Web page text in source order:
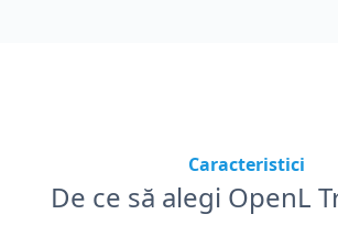
Caracteristici
De ce să alegi OpenL